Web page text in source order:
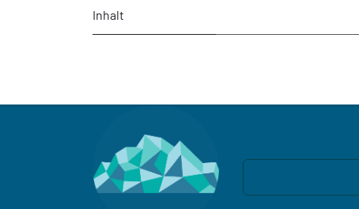
Inhalt